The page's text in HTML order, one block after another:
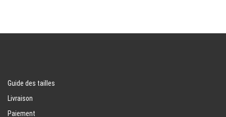
Guide des tailles
Livraison
Paiement